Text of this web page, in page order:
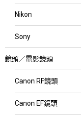
Nikon
Sony
鏡頭／電影鏡頭
Canon RF鏡頭
Canon EF鏡頭